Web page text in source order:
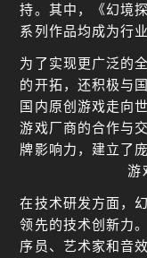
持。其中，《幻境
系列作品均成为行
为了实现更广泛的
的开拓，还积极与
国内原创游戏走向
游戏厂商的合作与
牌影响力，建立了
游
在技术研发方面，
领先的技术创新力
序员、艺术家和音